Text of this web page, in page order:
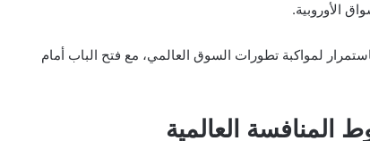
الأوروبية.
لمواكبة تطورات السوق العالمي، مع فتح الباب أمام
المنافسة العالمية